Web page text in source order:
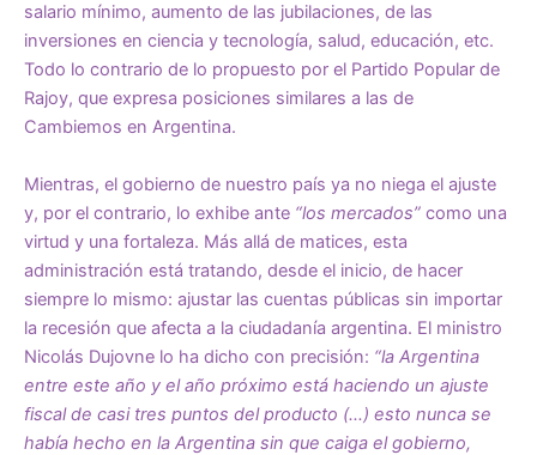
salario mínimo, aumento de las jubilaciones, de las
inversiones en ciencia y tecnología, salud, educación, etc.
Todo lo contrario de lo propuesto por el Partido Popular de
Rajoy, que expresa posiciones similares a las de
Cambiemos en Argentina.
Mientras, el gobierno de nuestro país ya no niega el ajuste
y, por el contrario, lo exhibe ante “los mercados” como una
virtud y una fortaleza. Más allá de matices, esta
administración está tratando, desde el inicio, de hacer
siempre lo mismo: ajustar las cuentas públicas sin importar
la recesión que afecta a la ciudadanía argentina. El ministro
Nicolás Dujovne lo ha dicho con precisión: “la Argentina
entre este año y el año próximo está haciendo un ajuste
fiscal de casi tres puntos del producto (…) esto nunca se
había hecho en la Argentina sin que caiga el gobierno,